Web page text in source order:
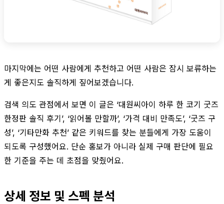
마지막에는 어떤 사람에게 추천하고 어떤 사람은 잠시 보류하는
게 좋은지도 솔직하게 짚어보겠습니다.
검색 의도 관점에서 보면 이 글은 ‘대원씨아이 하루 한 코기 굿즈
한정판 솔직 후기’, ‘읽어볼 만할까’, ‘가격 대비 만족도’, ‘굿즈 구
성’, ‘기타만화 추천’ 같은 키워드를 찾는 분들에게 가장 도움이
되도록 구성했어요. 단순 홍보가 아니라 실제 구매 판단에 필요
한 기준을 주는 데 초점을 맞췄어요.
상세 정보 및 스펙 분석